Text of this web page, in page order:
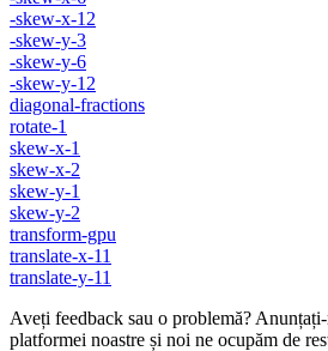
-skew-x-12
-skew-y-3
-skew-y-6
-skew-y-12
diagonal-fractions
rotate-1
skew-x-1
skew-x-2
skew-y-1
skew-y-2
transform-gpu
translate-x-11
translate-y-11
Aveți feedback sau o problemă?
platformei noastre și noi ne ocupăm de